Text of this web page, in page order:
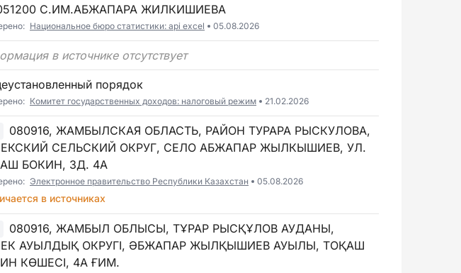
С.ИМ.АБЖАПАРА ЖИЛКИШИЕВА
Национальное бюро статистики: api excel 05.08.2026
в источнике отсутствует
порядок
Комитет государственных доходов: налоговый режим 21.02.2026
080916, ЖАМБЫЛСКАЯ ОБЛАСТЬ, РАЙОН ТУРАРА РЫСКУЛОВА,
СЕЛЬСКИЙ ОКРУГ, СЕЛО АБЖАПАР ЖЫЛКЫШИЕВ, УЛ.
БОКИН, ЗД. 4А
Электронное правительство Республики Казахстан 05.08.2026
в источниках
080916, ЖАМБЫЛ ОБЛЫСЫ, ТҰРАР РЫСҚҰЛОВ АУДАНЫ,
АУЫЛДЫҚ ОКРУГІ, ӘБЖАПАР ЖЫЛҚЫШИЕВ АУЫЛЫ, ТОҚАШ
КӨШЕСІ, 4А ҒИМ.